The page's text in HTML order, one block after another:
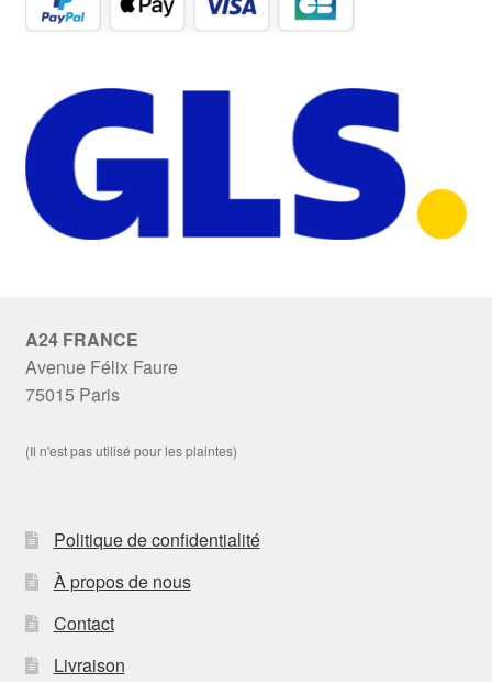
A24 FRANCE
Avenue Félix Faure
75015 Paris
(Il n'est pas utilisé pour les plaintes)
Politique de confidentialité
À propos de nous
Contact
Livraison